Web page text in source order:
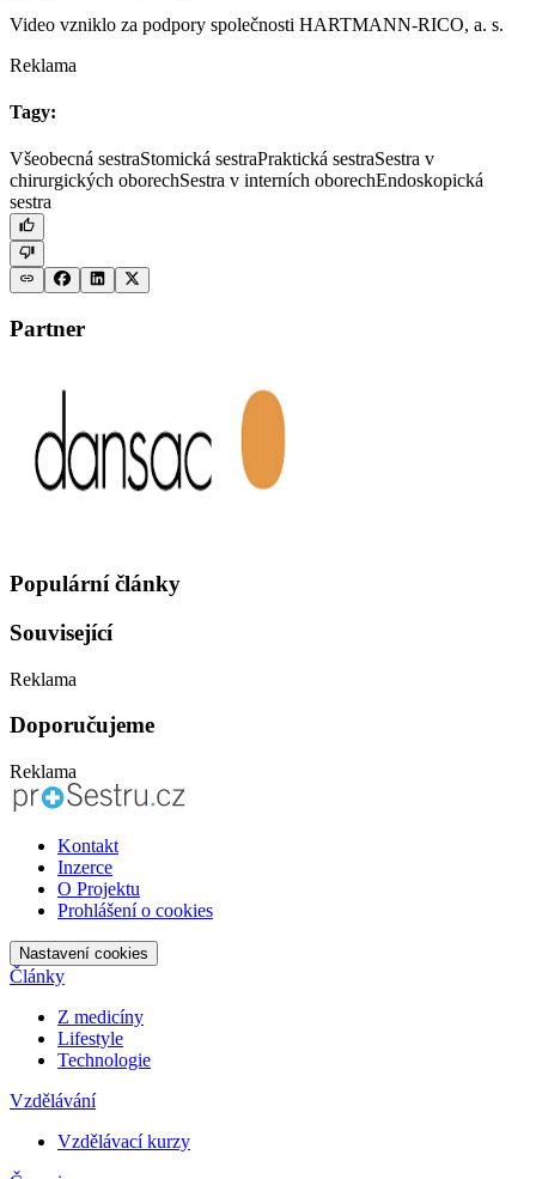
Video vzniklo za podpory společnosti HARTMANN-RICO, a. s.
Reklama
Tagy:
Všeobecná sestraStomická sestraPraktická sestraSestra v
chirurgických oborechSestra v interních oborechEndoskopická
sestra
Partner
Populární články
Související
Reklama
Doporučujeme
Reklama
Kontakt
Inzerce
O Projektu
Prohlášení o cookies
Nastavení cookies
Články
Z medicíny
Lifestyle
Technologie
Vzdělávání
Vzdělávací kurzy